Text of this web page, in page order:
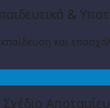
&
και
Σχέδιο